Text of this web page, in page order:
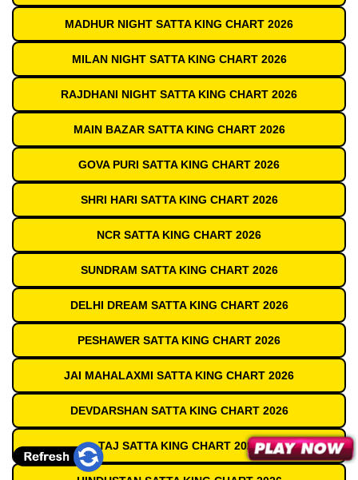
MADHUR NIGHT SATTA KING CHART 2026
MILAN NIGHT SATTA KING CHART 2026
RAJDHANI NIGHT SATTA KING CHART 2026
MAIN BAZAR SATTA KING CHART 2026
GOVA PURI SATTA KING CHART 2026
SHRI HARI SATTA KING CHART 2026
NCR SATTA KING CHART 2026
SUNDRAM SATTA KING CHART 2026
DELHI DREAM SATTA KING CHART 2026
PESHAWER SATTA KING CHART 2026
JAI MAHALAXMI SATTA KING CHART 2026
DEVDARSHAN SATTA KING CHART 2026
TAJ SATTA KING CHART 2026